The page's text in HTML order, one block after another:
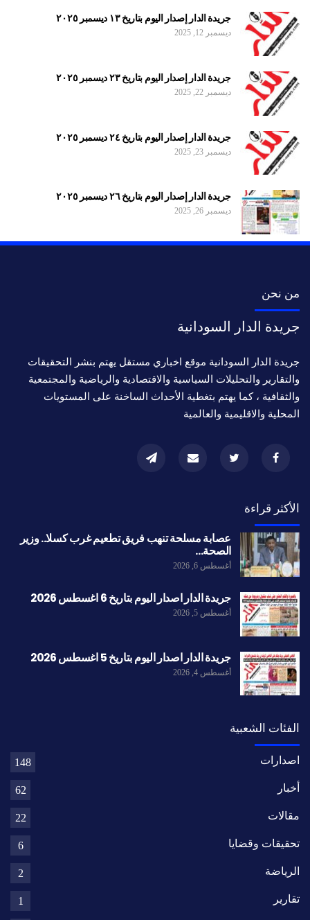
جريدة الدار إصدار اليوم بتاريخ ١٣ ديسمبر ٢٠٢٥
ديسمبر 12, 2025
جريدة الدار إصدار اليوم بتاريخ ٢٣ ديسمبر ٢٠٢٥
ديسمبر 22, 2025
جريدة الدار إصدار اليوم بتاريخ ٢٤ ديسمبر ٢٠٢٥
ديسمبر 23, 2025
جريدة الدار إصدار اليوم بتاريخ ٢٦ ديسمبر ٢٠٢٥
ديسمبر 26, 2025
من نحن
جريدة الدار السودانية
جريدة الدار السودانية موقع اخباري مستقل يهتم بنشر التحقيقات
والتقارير والتحليلات السياسية والاقتصادية والرياضية والمجتمعية
والثقافية ، كما يهتم بتغطية الأحداث الساخنة على المستويات
المحلية والاقليمية والعالمية
الأكثر قراءة
عصابة مسلحة تنهب فريق تطعيم غرب كسلا.. وزير
الصحة…
أغسطس 6, 2026
جريدة الدار اصدار اليوم بتاريخ 6 اغسطس 2026
أغسطس 5, 2026
جريدة الدار اصدار اليوم بتاريخ 5 اغسطس 2026
أغسطس 4, 2026
الفئات الشعبية
اصدارات 148
أخبار 62
مقالات 22
تحقيقات وقضايا 6
الرياضة 2
تقارير 1